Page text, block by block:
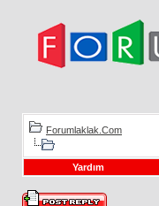
Forumlaklak.Com
Yardım